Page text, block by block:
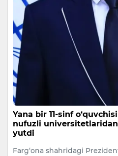
Yana bir 11-sinf
nufuzli
yutdi
Farg‘ona shahridagi